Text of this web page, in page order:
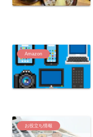
Amazon
お役立ち情報